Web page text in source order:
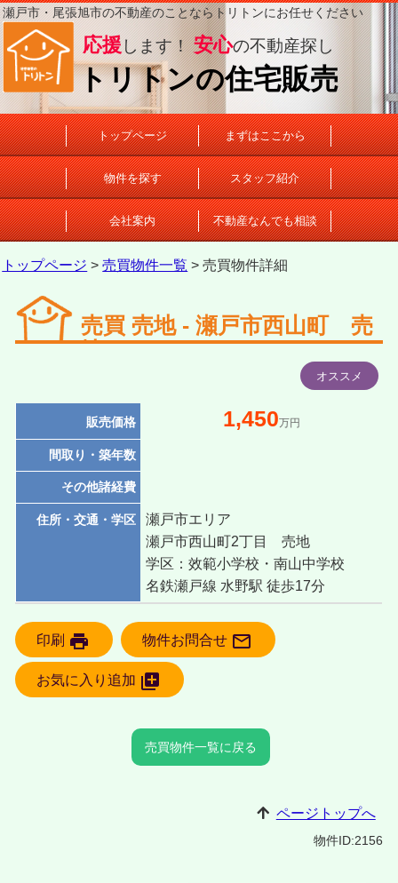
瀬戸市・尾張旭市の不動産のことならトリトンにお任せください
応援 します！安心の不動産探し
トリトンの住宅販売
トップページ まずはここから
物件を探す スタッフ紹介
会社案内 不動産なんでも相談
トップページ >売買物件一覧 > 売買物件詳細
売買 売地 - 瀬戸市西山町 売
地
オススメ
販売価格 1,450万円
間取り・築年数
その他諸経費
住所・交通・学区
瀬戸市エリア
瀬戸市西山町2丁目 売地
学区：效範小学校・南山中学校
名鉄瀬戸線 水野駅 徒歩17分
印刷 print 物件お問合せ 
お気に入り追加 
売買物件一覧に戻る
ページトップへ
物件ID:2156